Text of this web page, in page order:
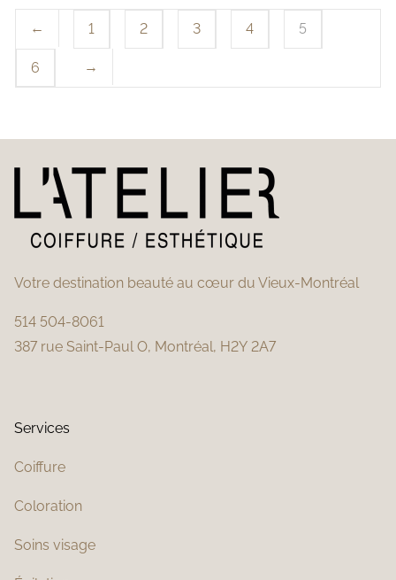
← 1 2 3 4 5
6 →
Votre destination beauté au cœur du Vieux-Montréal
514 504-8061
387 rue Saint-Paul O, Montréal, H2Y 2A7
Services
Coiffure
Coloration
Soins visage